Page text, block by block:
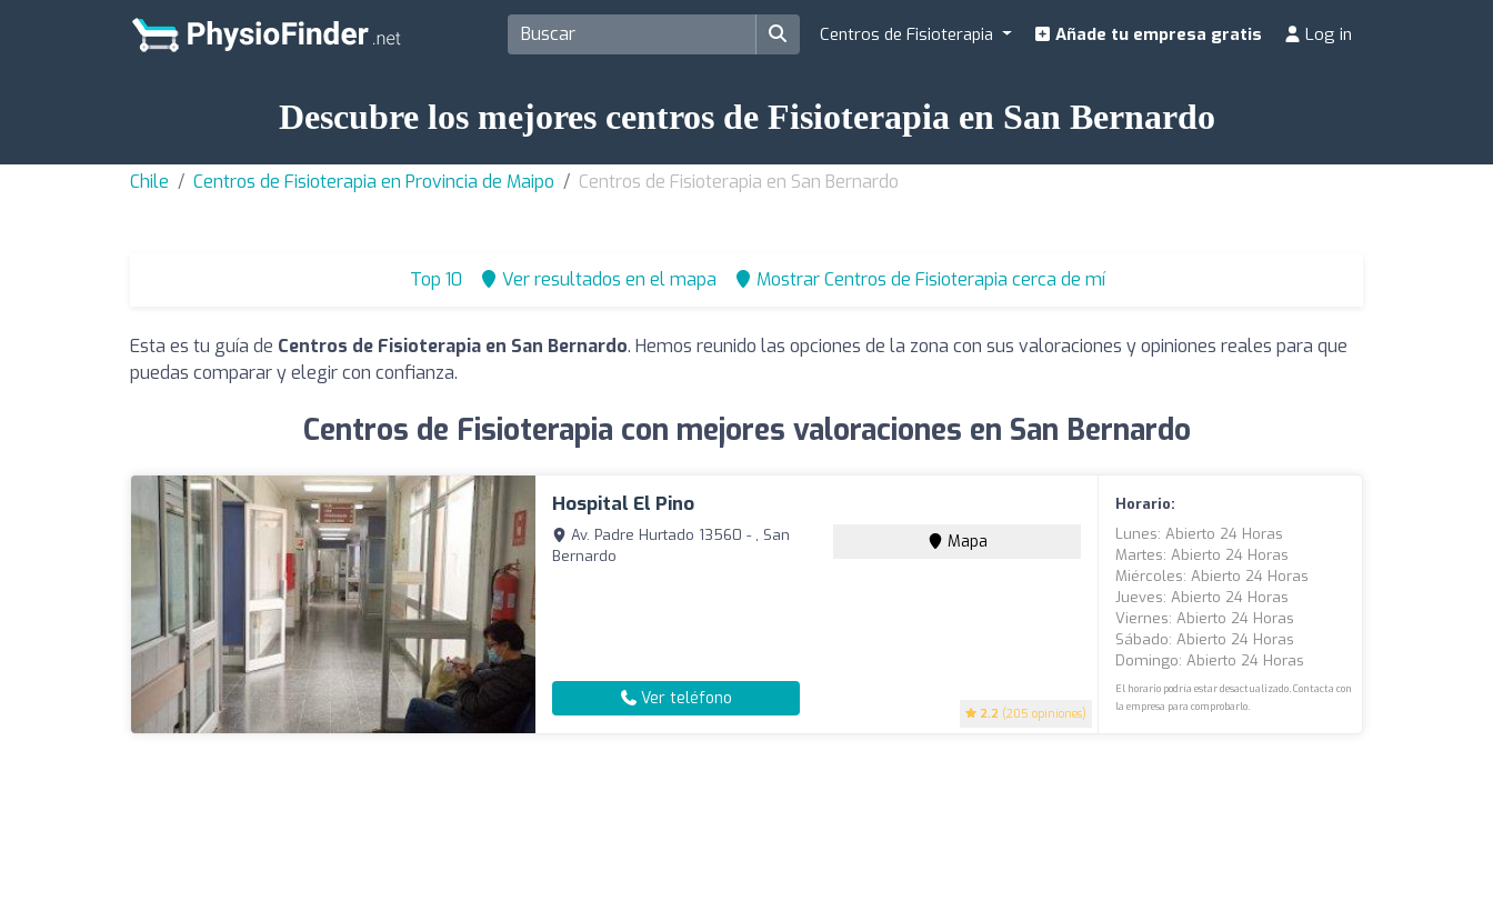
Centros de Fisioterapia Añade tu empresa gratis Log in
Descubre los mejores centros de Fisioterapia en San Bernardo
Chile Centros de Fisioterapia en Provincia de Maipo Centros de Fisioterapia en San Bernardo
Top 10 Ver resultados en el mapa Mostrar Centros de Fisioterapia cerca de mí
Esta es tu guía de Centros de Fisioterapia en San Bernardo. Hemos reunido las opciones de la zona con sus valoraciones y opiniones reales para que
puedas comparar y elegir con confianza.
Centros de Fisioterapia con mejores valoraciones en San Bernardo
Hospital El Pino
2.2 (205 opiniones)
Av. Padre Hurtado 13560 - , San
Bernardo
Mapa
Ver teléfono
Horario:
Lunes: Abierto 24 Horas
Martes: Abierto 24 Horas
Miércoles: Abierto 24 Horas
Jueves: Abierto 24 Horas
Viernes: Abierto 24 Horas
Sábado: Abierto 24 Horas
Domingo: Abierto 24 Horas
El horario podría estar desactualizado. Contacta con
la empresa para comprobarlo.